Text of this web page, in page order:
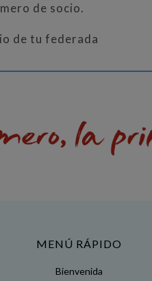
de socio.
de tu federada
MENÚ RÁPIDO
Bienvenida